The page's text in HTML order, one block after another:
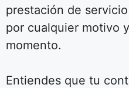
prestación de
por cualquier motivo
momento.
Entiendes que tu